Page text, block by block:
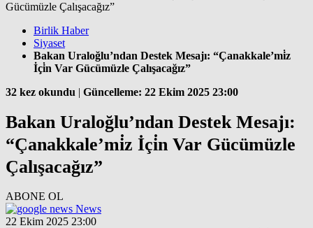
Birlik Haber
Siyaset
Bakan Uraloğlu’ndan Destek Mesajı: “Çanakkale’mi̇z
İçi̇n Var Gücümüzle Çalışacağız”
32 kez okundu | Güncelleme: 22 Ekim 2025 23:00
Bakan Uraloğlu’ndan Destek Mesajı:
“Çanakkale’mi̇z İçi̇n Var Gücümüzle
Çalışacağız”
ABONE OL
News
22 Ekim 2025 23:00